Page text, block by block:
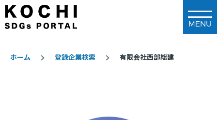
メインコンテンツに移動
ホーム 登録企業検索 有限会社西部総建